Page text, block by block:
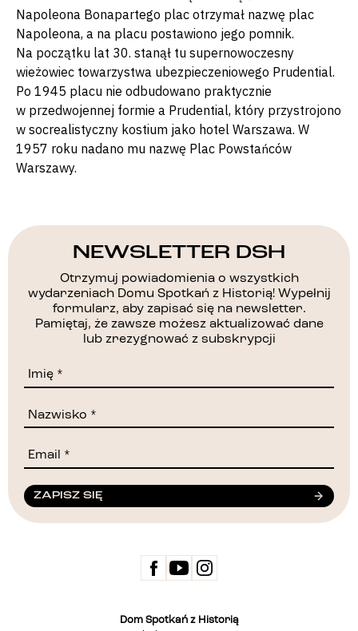
Napoleona Bonapartego plac otrzymał nazwę plac
Napoleona, a na placu postawiono jego pomnik.
Na początku lat 30. stanął tu supernowoczesny
wieżowiec towarzystwa ubezpieczeniowego Prudential.
Po 1945 placu nie odbudowano praktycznie
w przedwojennej formie a Prudential, który przystrojono
w socrealistyczny kostium jako hotel Warszawa. W
1957 roku nadano mu nazwę Plac Powstańców
Warszawy.
NEWSLETTER DSH
Otrzymuj powiadomienia o wszystkich
wydarzeniach Domu Spotkań z Historią! Wypełnij
formularz, aby zapisać się na newsletter.
Pamiętaj, że zawsze możesz aktualizować dane
lub zrezygnować z subskrypcji
ZAPISZ SIĘ
Dom Spotkań z Historią